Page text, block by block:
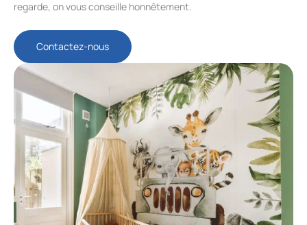
regarde, on vous conseille honnêtement.
Contactez-nous